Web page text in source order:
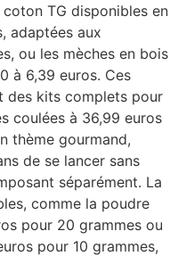
TG disponibles en
adaptées aux
ou les mèches en bois
à 6,39 euros. Ces
des kits complets pour
coulées à 36,99 euros
thème gourmand,
de se lancer sans
séparément. La
comme la poudre
pour 20 grammes ou
pour 10 grammes,